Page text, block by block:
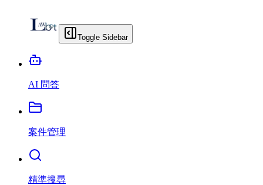
Toggle Sidebar
AI 問答
案件管理
精準搜尋